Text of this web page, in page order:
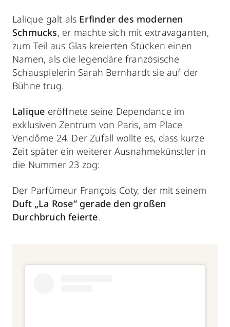
Lalique galt als Erfinder des modernen
Schmucks, er machte sich mit extravaganten,
zum Teil aus Glas kreierten Stücken einen
Namen, als die legendäre französische
Schauspielerin Sarah Bernhardt sie auf der
Bühne trug.
Lalique eröffnete seine Dependance im
exklusiven Zentrum von Paris, am Place
Vendôme 24. Der Zufall wollte es, dass kurze
Zeit später ein weiterer Ausnahmekünstler in
die Nummer 23 zog:
Der Parfümeur François Coty, der mit seinem
Duft „La Rose“ gerade den großen
Durchbruch feierte.